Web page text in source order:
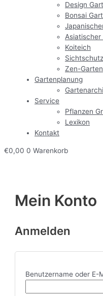
Design
Bonsai
Asiatischer
Koiteich
Zen-Garten
Gartenplanung
Service
Pflanzen
Lexikon
Kontakt
€0,00 0 Warenkorb
Mein Konto
Anmelden
Benutzername oder E-